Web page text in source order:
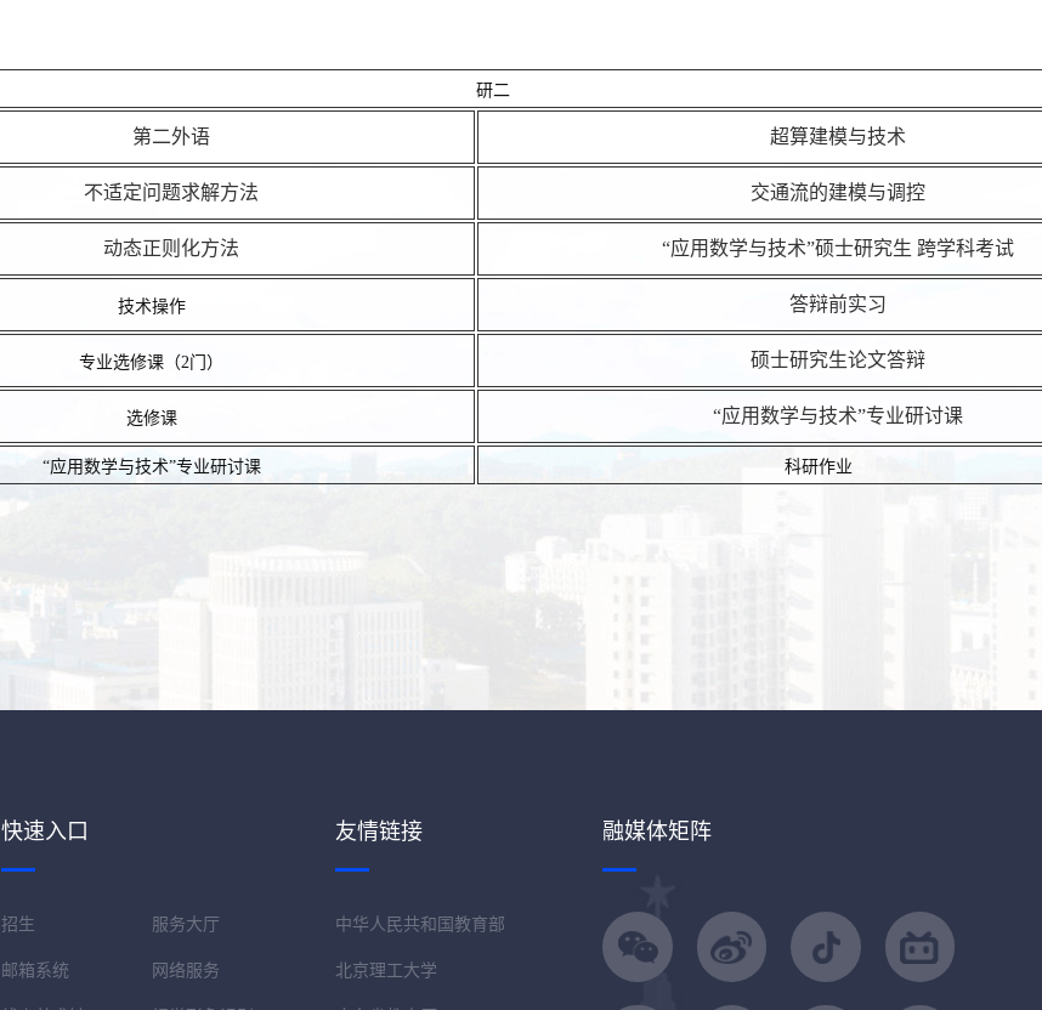
研二
第二外语 超算建模与技术
不适定问题求解方法 交通流的建模与调控
动态正则化方法 “应用数学与技术”硕士研究生 跨学科考试
技术操作 答辩前实习
专业选修课（2门） 硕士研究生论文答辩
选修课 “应用数学与技术”专业研讨课
“应用数学与技术”专业研讨课 科研作业
快速入口
招生 服务大厅
邮箱系统 网络服务
友情链接
中华人民共和国教育部
北京理工大学
融媒体矩阵